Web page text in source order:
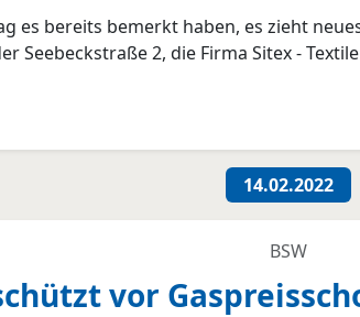
es bereits bemerkt haben, es zieht
Seebeckstraße 2, die Firma Sitex -
14.02.2022
BSW
vor